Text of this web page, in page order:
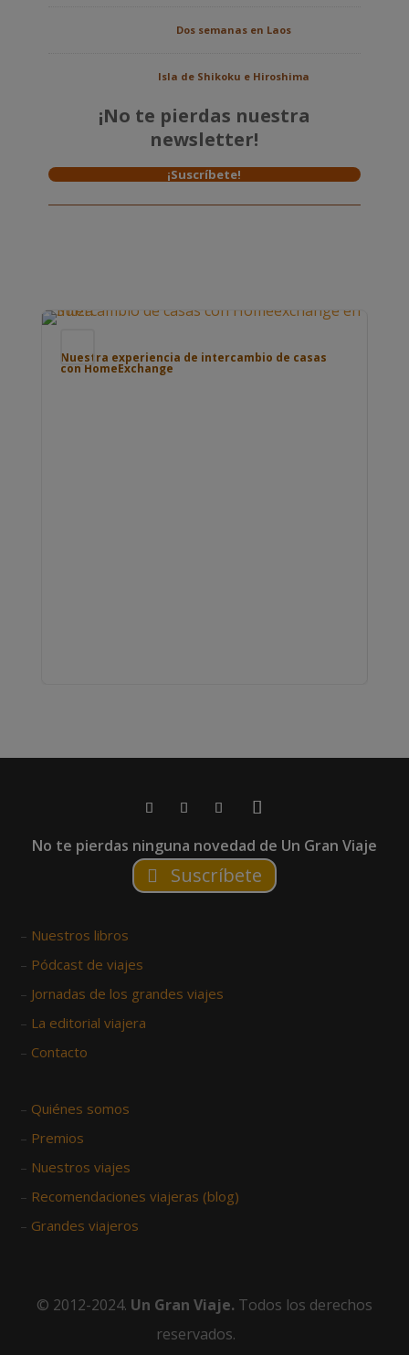
Dos semanas en Laos
Isla de Shikoku e Hiroshima
¡No te pierdas nuestra
newsletter!
¡Suscríbete!
Nuestra experiencia de intercambio de casas
con HomeExchange
No te pierdas ninguna novedad de Un Gran Viaje
Suscríbete
– Nuestros libros
– Pódcast de viajes
– Jornadas de los grandes viajes
– La editorial viajera
– Contacto
– Quiénes somos
– Premios
– Nuestros viajes
– Recomendaciones viajeras (blog)
– Grandes viajeros
© 2012-2024. Un Gran Viaje. Todos los derechos
reservados.